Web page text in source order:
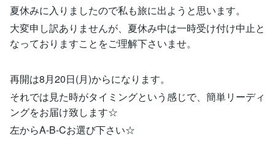
夏休みに入りましたので私も旅に出ようと思います。
大変申し訳ありませんが、夏休み中は一時受け付け中止と
なっておりますことをご理解下さいませ。
再開は8月20日(月)からになります。
それでは見た時がタイミングという感じで、簡単リーディ
ングをお届け致します☆
左からA-B-Cお選び下さい☆